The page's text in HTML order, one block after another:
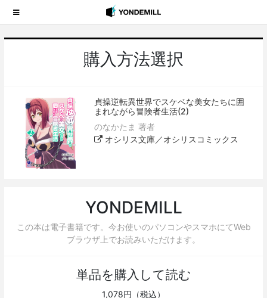
購入方法選択
貞操逆転異世界でスケベな美女たちに囲
まれながら冒険者生活(2)
のなかたま 著者
オシリス文庫／オシリスコミックス
YONDEMILL
この本は電子書籍です。今お使いのパソコンやスマホにてWeb
ブラウザ上でお読みいただけます。
単品を購入して読む
1,078円（税込）